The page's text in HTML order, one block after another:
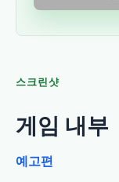
스크린샷
게임 내부
예고편